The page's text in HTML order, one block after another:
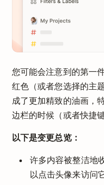
您可能会注意到的第一
红色（或者您选择的主
成了更加精致的油画，
边栏的时候（或者快捷
以下是变更总览：
许多内容被整洁地
以点击头像来访问